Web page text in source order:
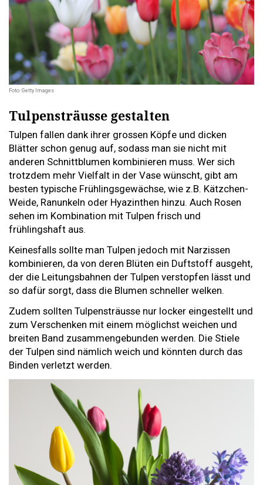
Foto: Getty Images
Tulpensträusse gestalten
Tulpen fallen dank ihrer grossen Köpfe und dicken
Blätter schon genug auf, sodass man sie nicht mit
anderen Schnittblumen kombinieren muss. Wer sich
trotzdem mehr Vielfalt in der Vase wünscht, gibt am
besten typische Frühlingsgewächse, wie z.B. Kätzchen-
Weide, Ranunkeln oder Hyazinthen hinzu. Auch Rosen
sehen im Kombination mit Tulpen frisch und
frühlingshaft aus.
Keinesfalls sollte man Tulpen jedoch mit Narzissen
kombinieren, da von deren Blüten ein Duftstoff ausgeht,
der die Leitungsbahnen der Tulpen verstopfen lässt und
so dafür sorgt, dass die Blumen schneller welken.
Zudem sollten Tulpensträusse nur locker eingestellt und
zum Verschenken mit einem möglichst weichen und
breiten Band zusammengebunden werden. Die Stiele
der Tulpen sind nämlich weich und könnten durch das
Binden verletzt werden.